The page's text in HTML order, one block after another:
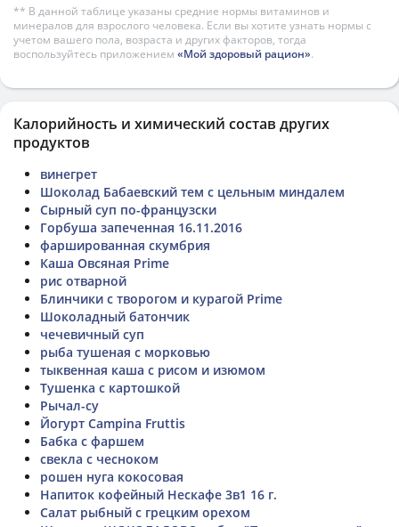
** В данной таблице указаны средние нормы витаминов и
минералов для взрослого человека. Если вы хотите узнать нормы с
учетом вашего пола, возраста и других факторов, тогда
воспользуйтесь приложением «Мой здоровый рацион».
Калорийность и химический состав других
продуктов
винегрет
Шоколад Бабаевский тем с цельным миндалем
Сырный суп по-французски
Горбуша запеченная 16.11.2016
фаршированная скумбрия
Каша Овсяная Prime
рис отварной
Блинчики с творогом и курагой Prime
Шоколадный батончик
чечевичный суп
рыба тушеная с морковью
тыквенная каша с рисом и изюмом
Тушенка с картошкой
Рычал-су
Йогурт Campina Fruttis
Бабка с фаршем
свекла с чесноком
рошен нуга кокосовая
Напиток кофейный Нескафе 3в1 16 г.
Салат рыбный с грецким орехом